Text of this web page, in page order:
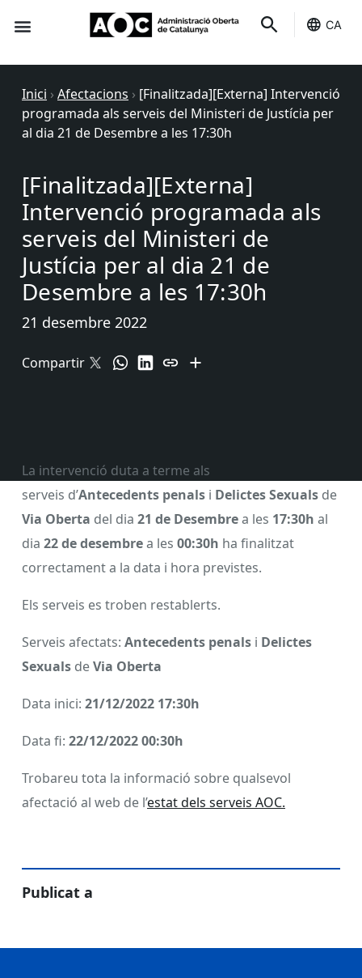
CA
Inici › Afectacions › [Finalitzada][Externa] Intervenció
programada als serveis del Ministeri de Justícia per
al dia 21 de Desembre a les 17:30h
[Finalitzada][Externa]
Intervenció programada als
serveis del Ministeri de
Justícia per al dia 21 de
Desembre a les 17:30h
21 desembre 2022
Compartir
La intervenció duta a terme als
serveis d’Antecedents penals i Delictes Sexuals de
Via Oberta del dia 21 de Desembrea les 17:30h al
dia 22 de desembrea les 00:30h ha finalitzat
correctament a la data i hora previstes.
Els serveis es troben restablerts.
Serveis afectats: Antecedents penals i Delictes
Sexuals deVia Oberta
Data inici: 21/12/2022 17:30h
Data fi: 22/12/2022 00:30h
Trobareu tota la informació sobre qualsevol
afectació al web de l’estat dels serveis AOC.
Publicat a